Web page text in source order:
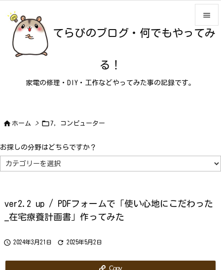


てらぴのブログ・何でもやってみ
る！
家電の修理・DIY・工作などやってみた事の記録です。
 ホーム > 7，コンピューター
お探しの分野はどちらですか？
探
し
は
ど
ら
か？
ver2.2 up / PDFフォームで「使い心地にこだわった
_在宅療養計画書」作ってみた
 2024年3月21日  2025年5月2日
Copy